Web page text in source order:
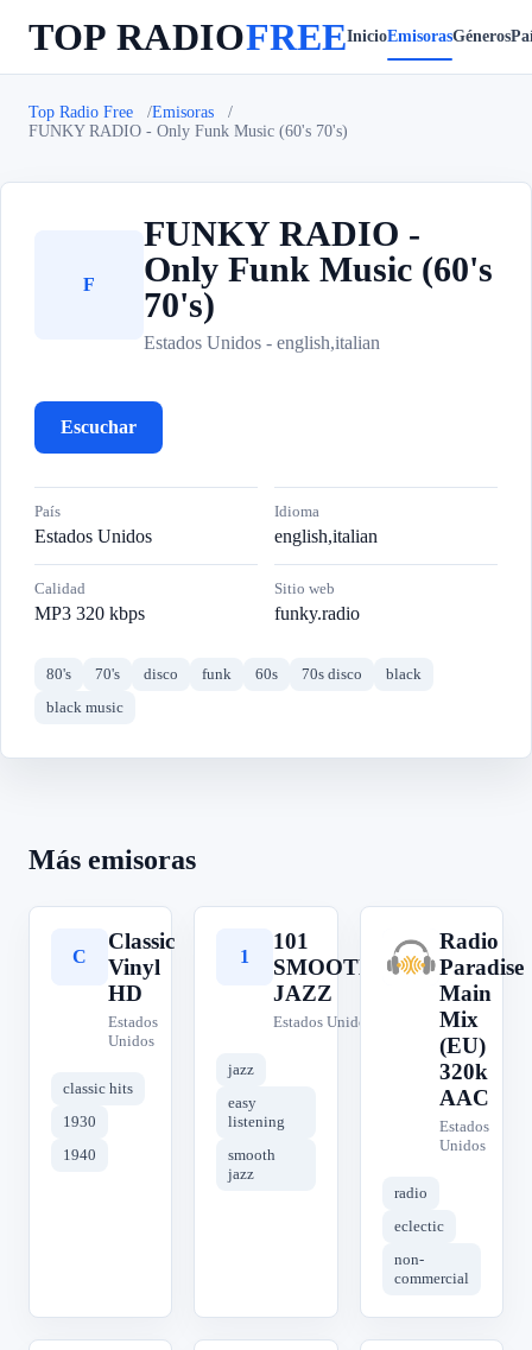
TOP RADIOFREEInicioEmisorasGéneros
Top Radio Free
Emisoras
FUNKY RADIO - Only Funk Music (60's 70's)
F
FUNKY RADIO -
Only Funk Music (60's
70's)
Estados Unidos - english,italian
Escuchar
País
Estados Unidos
Idioma
english,italian
Calidad
MP3 320 kbps
Sitio web
funky.radio
80's 70's disco funk 60s 70s disco
black
black music
Más emisoras
C
Classic
Vinyl
HD
Estados
Unidos
classic hits
1930
1940
1
101
SMOOTH
JAZZ
Estados Unidos
jazz
easy
listening
smooth
jazz
R
Radio
Paradise
Main
Mix
(EU)
320k
AAC
Estados
Unidos
radio
eclectic
non-
commercial